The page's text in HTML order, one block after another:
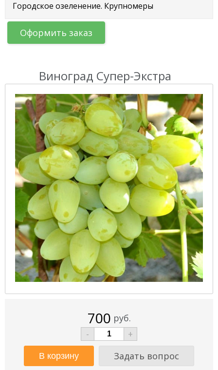
Городское озеленение. Крупномеры
Оформить заказ
Виноград Супер-Экстра
700 руб.
-
+
Задать вопрос